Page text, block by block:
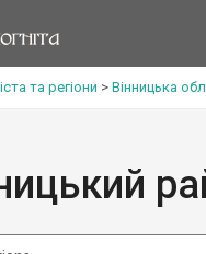
та регіони > Вінницька